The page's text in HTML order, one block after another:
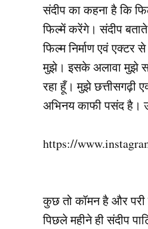
संदीप का कहना है कि
फिल्में करेंगे। संदीप
फिल्म निर्माण एवं
मुझे। इसके अलावा मुझे
रहा हूँ। मुझे छत्तीसगढ़ी
अभिनय काफी पसंद है।
https://
कुछ तो कॉमन है और परी
पिछले महीने ही संदीप